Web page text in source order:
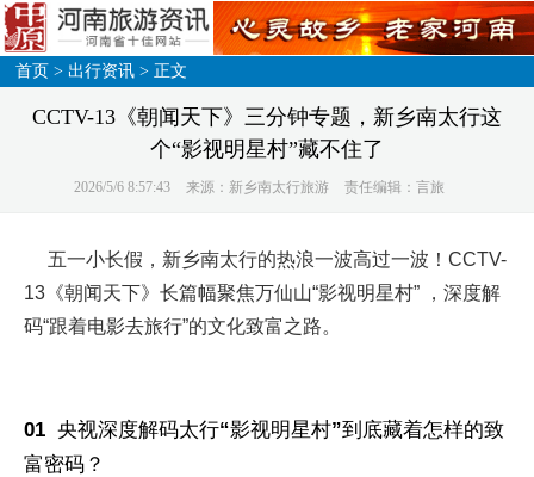
首页 >出行资讯 > 正文
CCTV-13《朝闻天下》三分钟专题，新乡南太行这
个“影视明星村”藏不住了
2026/5/6 8:57:43 来源：新乡南太行旅游 责任编辑：言旅
五一小长假，新乡南太行的热浪一波高过一波！CCTV-
13《朝闻天下》长篇幅聚焦万仙山“影视明星村” ，深度解
码“跟着电影去旅行”的文化致富之路。
01 央视深度解码太行“影视明星村”到底藏着怎样的致
富密码？